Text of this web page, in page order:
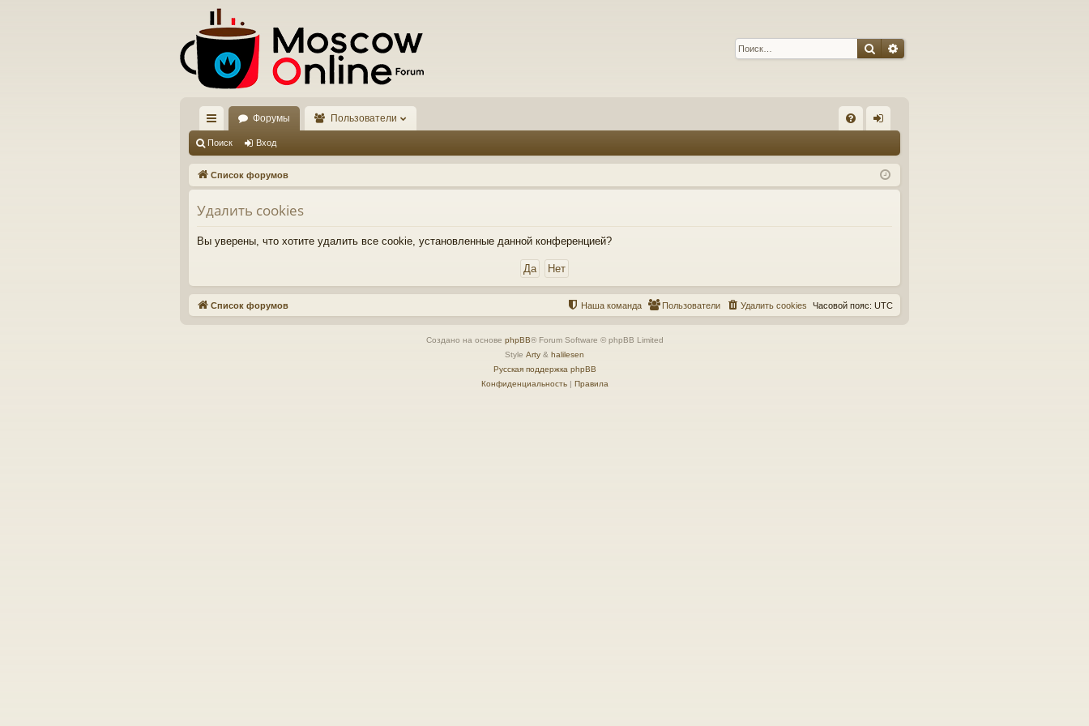
ПоискРасширенный поиск
с
ы
лк
и
Форумы Пользователи
Q д
Поиск Вход
Список форумов
Удалить cookies
Вы уверены, что хотите удалить все cookie, установленные данной конференцией?
Список форумов Часовой пояс: UTC
Удалить cookies
Пользователи
Наша команда
Создано на основе phpBB® Forum Software © phpBB Limited
Style Arty & halilesen
Русская поддержка phpBB
Конфиденциальность| Правила